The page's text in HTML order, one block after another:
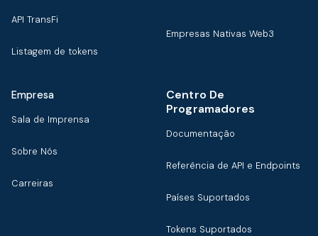
API TransFi
Listagem de tokens
Empresas Nativas Web3
Empresa
Sala de Imprensa
Sobre Nós
Carreiras
Centro De
Programadores
Documentação
Referência de API e Endpoints
Países Suportados
Tokens Suportados